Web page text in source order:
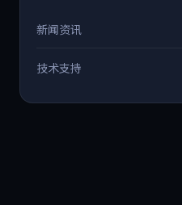
新闻资讯
技术支持